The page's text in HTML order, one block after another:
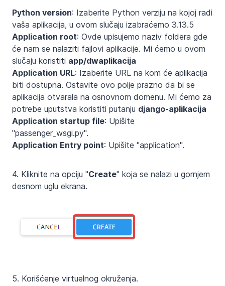
Python version: Izaberite Python verziju na kojoj radi
vaša aplikacija, u ovom slučaju izabraćemo 3.13.5
Application root: Ovde upisujemo naziv foldera gde
će nam se nalaziti fajlovi aplikacije. Mi ćemo u ovom
slučaju koristiti app/dwaplikacija
Application URL: Izaberite URL na kom će aplikacija
biti dostupna. Ostavite ovo polje prazno da bi se
aplikacija otvarala na osnovnom domenu. Mi ćemo za
potrebe uputstva koristiti putanju django-aplikacija
Application startup file: Upišite
"passenger_wsgi.py".
Application Entry point: Upišite "application".
4. Kliknite na opciju "Create" koja se nalazi u gornjem
desnom uglu ekrana.
5. Korišćenje virtuelnog okruženja.